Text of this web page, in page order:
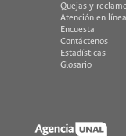
Quejas y
Atención en línea
Encuesta
Contáctenos
Estadísticas
Glosario